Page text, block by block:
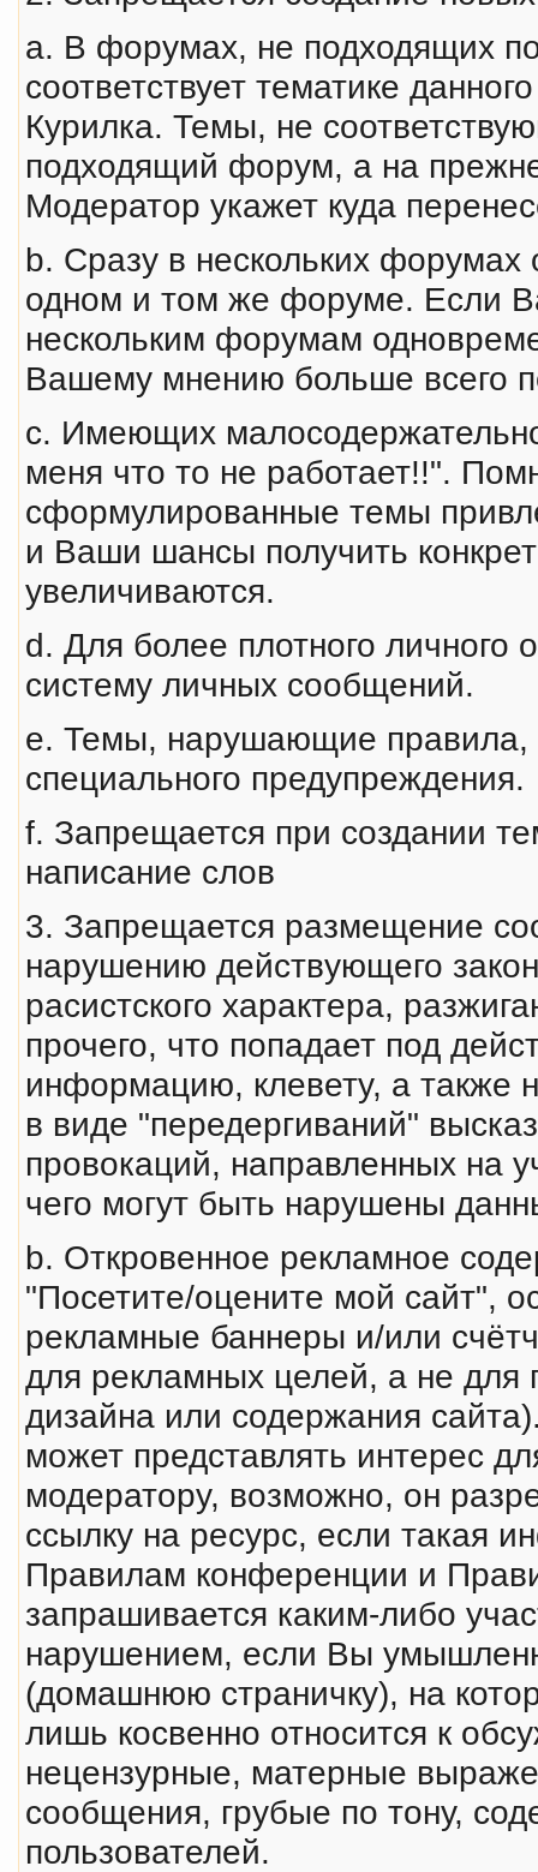
a. В форумах, не подходящих
соответствует тематике
Курилка. Темы, не
подходящий форум, а на
Модератор укажет куда
b. Сразу в нескольких
одном и том же форуме. Если
нескольким форумам
Вашему мнению больше всего
c. Имеющих
меня что то не работает!!".
сформулированные темы
и Ваши шансы получить
увеличиваются.
d. Для более плотного личного
систему личных сообщений.
e. Темы, нарушающие правила,
специального предупреждения.
f. Запрещается при создании
написание слов
3. Запрещается размещение
наpyшению действyющего
расистского характера,
прочего, что попадает под
инфоpмацию, клеветy, а также
в виде "передергиваний"
провокаций, направленных на
чего могут быть нарушены
b. Откровенное рекламное
"Посетите/оцените мой сайт",
рекламные баннеры и/или
для рекламных целей, а не для
дизайна или содержания
может пpедставлять интеpес
модеpатоpy, возможно, он
ссылку на ресурс, если такая
Правилам конференции и
запрашивается каким-либо
нарушением, если Вы
(домашнюю страничку), на
лишь косвенно относится к
нецензурные, матерные
сообщения, грубые по тону,
пользователей.